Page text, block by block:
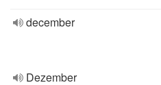
december
Dezember